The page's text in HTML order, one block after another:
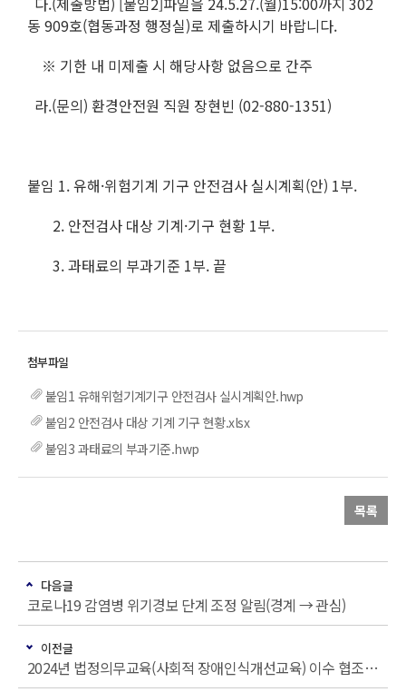
동 909호(협동과정 행정실)로 제출하시기 바랍니다.
※ 기한 내 미제출 시 해당사항 없음으로 간주
라.(문의) 환경안전원 직원 장현빈 (02-880-1351)
붙임 1. 유해·위험기계 기구 안전검사 실시계획(안) 1부.
2. 안전검사 대상 기계·기구 현황 1부.
3. 과태료의 부과기준 1부. 끝
붙임1 유해위험기계기구 안전검사 실시계획안.hwp
붙임2 안전검사 대상 기계 기구 현황.xlsx
붙임3 과태료의 부과기준.hwp
목록
다음글
코로나19 감염병 위기경보 단계 조정 알림(경계 → 관심)
이전글
2024년 법정의무교육(사회적 장애인식개선교육) 이수 협조 안내